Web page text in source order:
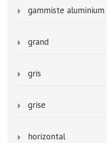
gammiste aluminium
grand
gris
grise
horizontal